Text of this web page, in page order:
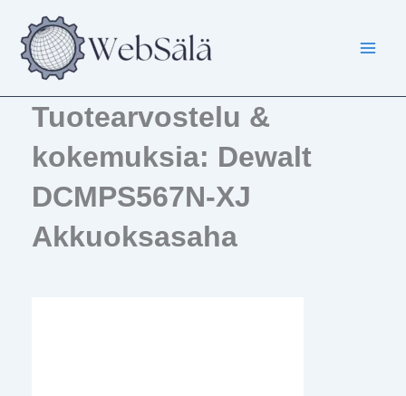
sisältöön
Tuotearvostelu &
kokemuksia: Dewalt
DCMPS567N-XJ
Akkuoksasaha